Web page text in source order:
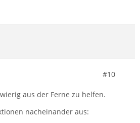
#10
aus der Ferne zu helfen.
nacheinander aus: